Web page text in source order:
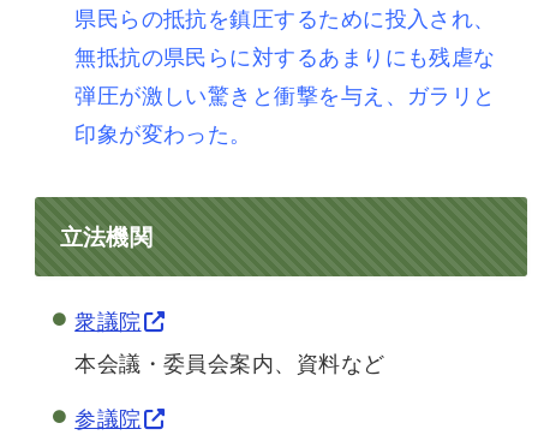
県民らの抵抗を鎮圧するために投入され、
無抵抗の県民らに対するあまりにも残虐な
弾圧が激しい驚きと衝撃を与え、ガラリと
印象が変わった。
立法機関
衆議院
本会議・委員会案内、資料など
参議院